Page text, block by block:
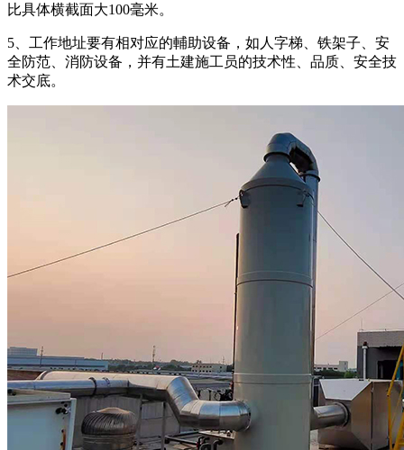
比具体横截面大100毫米。
5、工作地址要有相对应的輔助设备，如人字梯、铁架子、安
全防范、消防设备，并有土建施工员的技术性、品质、安全技
术交底。